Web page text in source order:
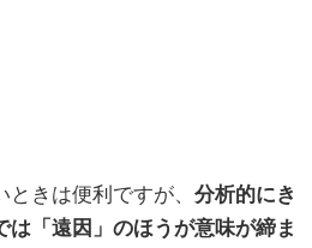
きは便利ですが、 分析的にき
は「遠因」のほうが意味が締ま